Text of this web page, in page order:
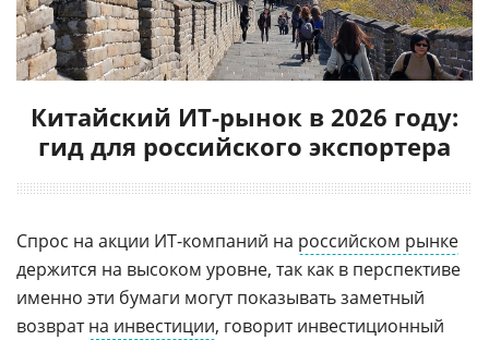
Китайский ИТ-рынок в 2026 году:
гид для российского экспортера
Спрос на акции ИТ-компаний на российском рынке
держится на высоком уровне, так как в перспективе
именно эти бумаги могут показывать заметный
возвратна инвестиции, говорит инвестиционный